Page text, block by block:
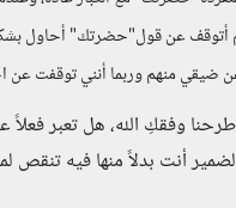
أتوقف عن قول"حضرتك" أحاول
ضيقي منهم وربما أنني توقفت عن
وفقكِ الله، هل تعبر فعلاً
أنت بدلاً منها فيه تنقص